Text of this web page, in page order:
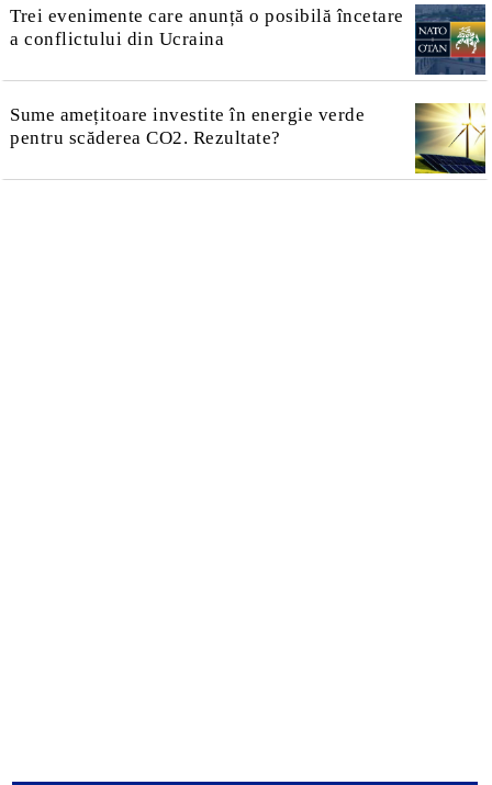
Trei evenimente care anunță o posibilă încetare
a conflictului din Ucraina
Sume amețitoare investite în energie verde
pentru scăderea CO2. Rezultate?